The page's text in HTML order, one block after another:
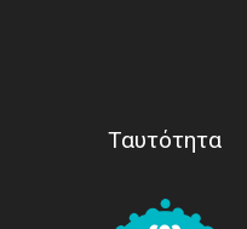
Ταυτότητα